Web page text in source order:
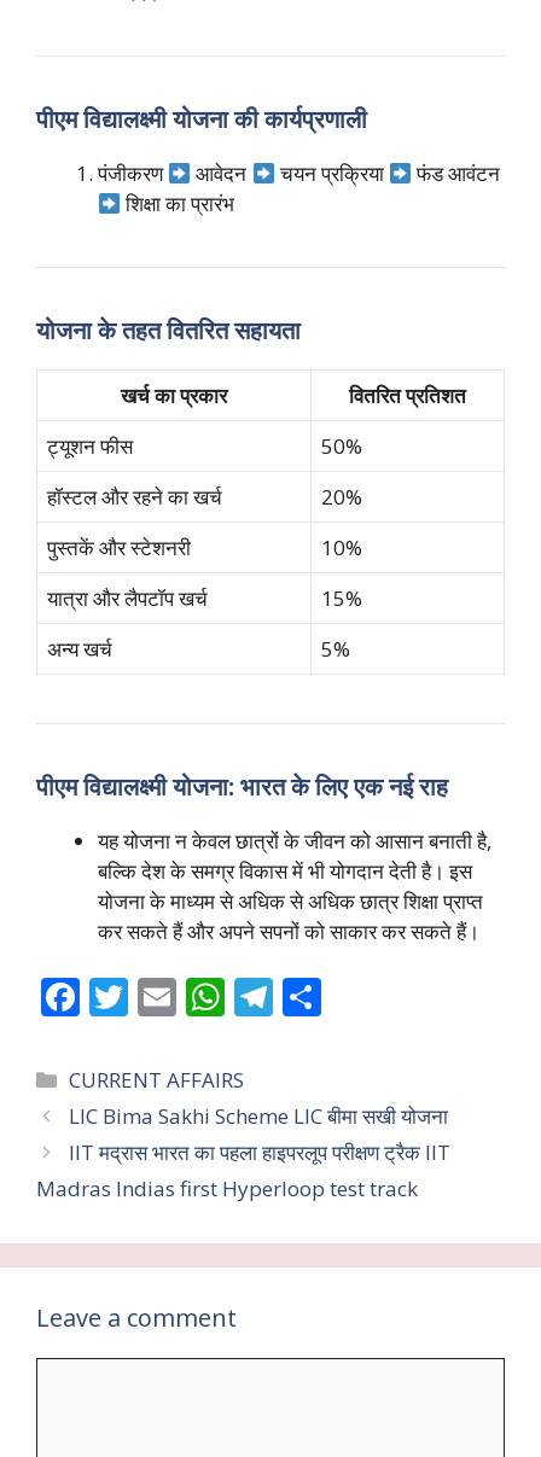
पीएम विद्यालक्ष्मी योजना की कार्यप्रणाली
पंजीकरण आवेदन चयन प्रक्रिया
फंड आवंटन
शिक्षा का प्रारंभ
योजना के तहत वितरित सहायता
खर्च का प्रकार
वितरित प्रतिशत
ट्यूशन फीस
50%
हॉस्टल और रहने का खर्च
20%
पुस्तकें और स्टेशनरी
10%
यात्रा और लैपटॉप खर्च
15%
अन्य खर्च
5%
पीएम विद्यालक्ष्मी योजना: भारत के लिए एक नई राह
यह योजना न केवल छात्रों के जीवन को आसान बनाती है,
बल्कि देश के समग्र विकास में भी योगदान देती है। इस
योजना के माध्यम से अधिक से अधिक छात्र शिक्षा प्राप्त
कर सकते हैं और अपने सपनों को साकार कर सकते हैं।
F
e
b
o
o
T
itt
er
E
ai
l
W
at
s
A
p
T
gr
a
m
e
Categories
CURRENT AFFAIRS
LIC Bima Sakhi Scheme LIC बीमा सखी योजना
IIT मद्रास भारत का पहला हाइपरलूप परीक्षण ट्रैक IIT
Madras Indias first Hyperloop test track
Leave a comment